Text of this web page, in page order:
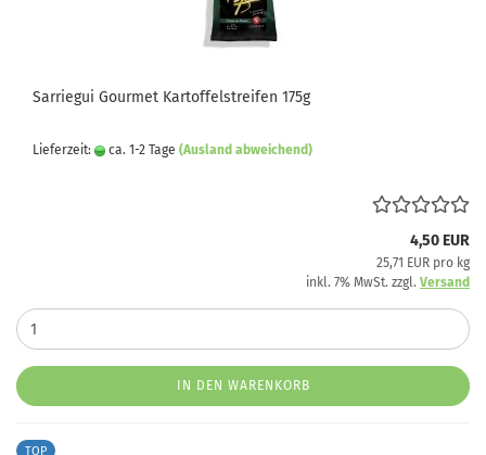
Sarriegui Gourmet Kartoffelstreifen 175g
Lieferzeit: ca. 1-2 Tage (Ausland abweichend)
4,50 EUR
25,71 EUR pro kg
inkl. 7% MwSt. zzgl. Versand
IN DEN WARENKORB
TOP